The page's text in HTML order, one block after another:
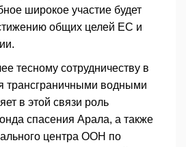
широкое участие будет
общих целей ЕС и
тесному сотрудничеству в
трансграничными водными
в этой связи роль
спасения Арала, а также
центра ООН по